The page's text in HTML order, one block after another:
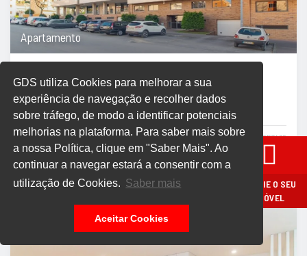
GDS utiliza Cookies para melhorar a sua
experiência de navegação e recolher dados
sobre tráfego, de modo a identificar potenciais
melhorias na plataforma. Para saber mais sobre
a nossa Política, clique em "Saber Mais". Ao
continuar a navegar estará a consentir com a
utilização de Cookies. Saber mais
Aceitar Cookies
Apartamento
Braga > Braga > Nogueiró e Tenões
GDSPT462
4 2 146 m2
AVALIE O SEU
IMÓVEL